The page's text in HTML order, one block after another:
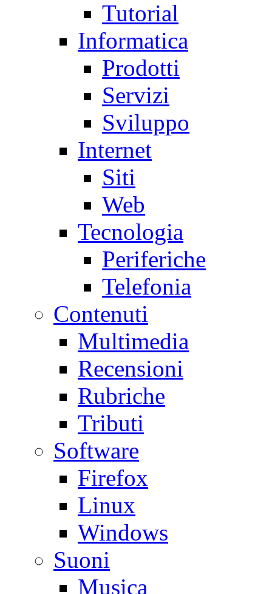
Tutorial
Informatica
Prodotti
Servizi
Sviluppo
Internet
Siti
Web
Tecnologia
Periferiche
Telefonia
Contenuti
Multimedia
Recensioni
Rubriche
Tributi
Software
Firefox
Linux
Windows
Suoni
Musica